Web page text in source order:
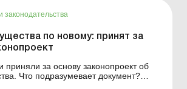
законодательства
по новому: принят за
приняли за основу законопроект об
Что подразумевает документ?